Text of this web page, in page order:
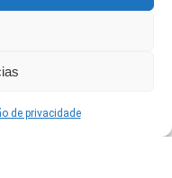
de privacidade